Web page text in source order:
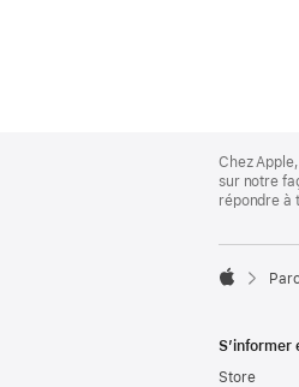
Footer
Chez
sur notre
répondre à

S’informer
Store